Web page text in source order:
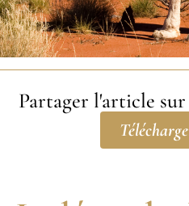
Partager l'article sur